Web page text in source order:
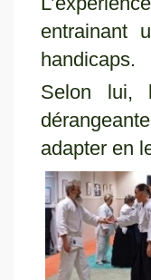
entrainant
handicaps.
Selon lui,
adapter en